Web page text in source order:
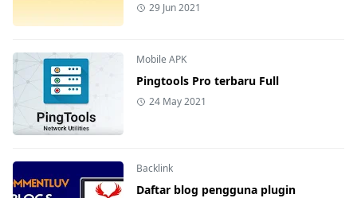
29 Jun 2021
Mobile APK
Pingtools Pro terbaru Full
24 May 2021
Backlink
Daftar blog pengguna plugin